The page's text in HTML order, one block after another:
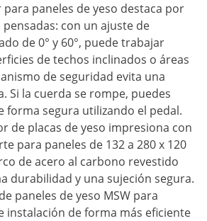
para paneles de yeso destaca por
con un ajuste de
de 0° y 60°, puede trabajar
de techos inclinados o áreas
de seguridad evita una
Si la cuerda se rompe, puedes
forma segura utilizando el pedal.
de placas de yeso impresiona con
para paneles de 132 a 280 x 120
de acero al carbono revestido
durabilidad y una sujeción segura.
paneles de yeso MSW para
instalación de forma más eficiente